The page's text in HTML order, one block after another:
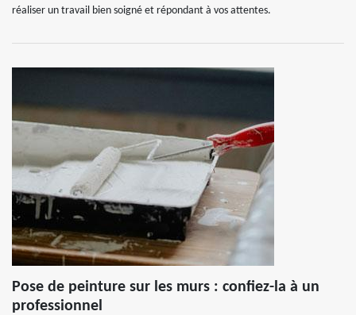
réaliser un travail bien soigné et répondant à vos attentes.
Pose de peinture sur les murs : confiez-la à un
professionnel